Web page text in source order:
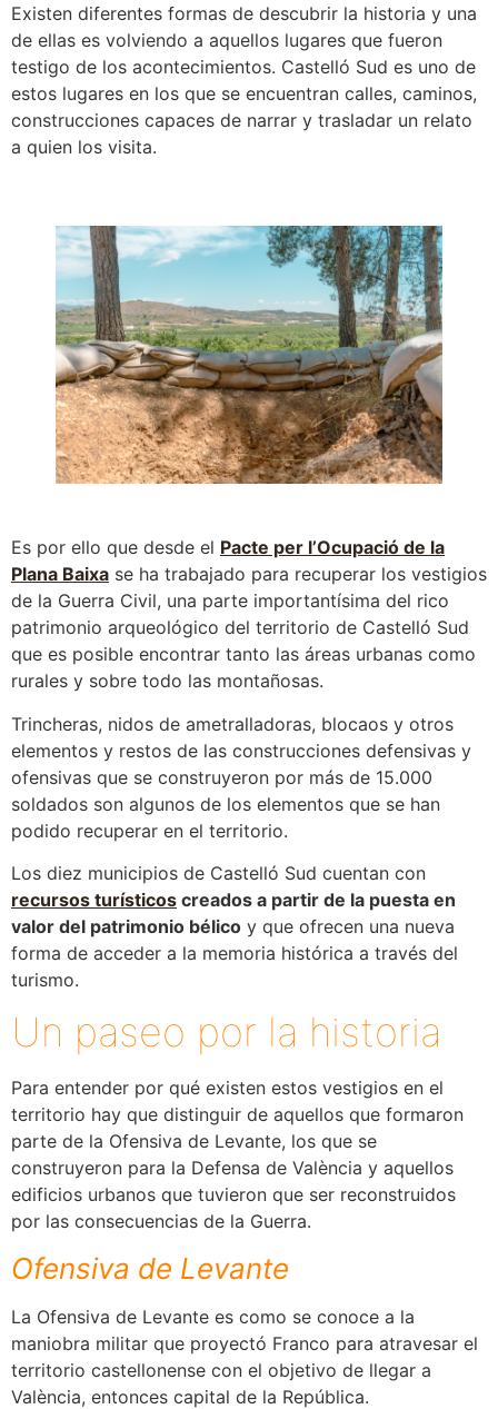
Existen diferentes formas de descubrir la historia y una
de ellas es volviendo a aquellos lugares que fueron
testigo de los acontecimientos. Castelló Sud es uno de
estos lugares en los que se encuentran calles, caminos,
construcciones capaces de narrar y trasladar un relato
a quien los visita.
Es por ello que desde el Pacte per l’Ocupació de la
Plana Baixa se ha trabajado para recuperar los vestigios
de la Guerra Civil, una parte importantísima del rico
patrimonio arqueológico del territorio de Castelló Sud
que es posible encontrar tanto las áreas urbanas como
rurales y sobre todo las montañosas.
Trincheras, nidos de ametralladoras, blocaos y otros
elementos y restos de las construcciones defensivas y
ofensivas que se construyeron por más de 15.000
soldados son algunos de los elementos que se han
podido recuperar en el territorio.
Los diez municipios de Castelló Sud cuentan con
recursos turísticos creados a partir de la puesta en
valor del patrimonio bélico y que ofrecen una nueva
forma de acceder a la memoria histórica a través del
turismo.
Un paseo por la historia
Para entender por qué existen estos vestigios en el
territorio hay que distinguir de aquellos que formaron
parte de la Ofensiva de Levante, los que se
construyeron para la Defensa de València y aquellos
edificios urbanos que tuvieron que ser reconstruidos
por las consecuencias de la Guerra.
Ofensiva de Levante
La Ofensiva de Levante es como se conoce a la
maniobra militar que proyectó Franco para atravesar el
territorio castellonense con el objetivo de llegar a
València, entonces capital de la República.